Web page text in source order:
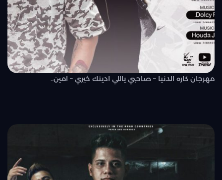
مهرجان كاره الدنيا – صاحبي ياللي اديتك خيري – امين..